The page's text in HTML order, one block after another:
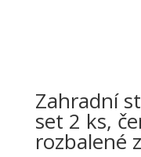
Zahradní
set 2 ks,
rozbalené